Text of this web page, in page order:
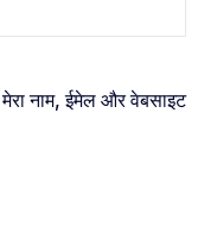
नाम, ईमेल और वेबसाइट